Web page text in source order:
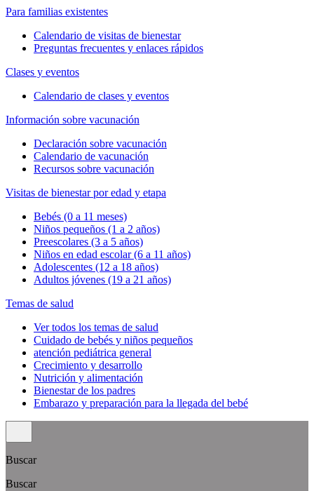
Para familias existentes
Calendario de visitas de bienestar
Preguntas frecuentes y enlaces rápidos
Clases y eventos
Calendario de clases y eventos
Información sobre vacunación
Declaración sobre vacunación
Calendario de vacunación
Recursos sobre vacunación
Visitas de bienestar por edad y etapa
Bebés (0 a 11 meses)
Niños pequeños (1 a 2 años)
Preescolares (3 a 5 años)
Niños en edad escolar (6 a 11 años)
Adolescentes (12 a 18 años)
Adultos jóvenes (19 a 21 años)
Temas de salud
Ver todos los temas de salud
Cuidado de bebés y niños pequeños
atención pediátrica general
Crecimiento y desarrollo
Nutrición y alimentación
Bienestar de los padres
Embarazo y preparación para la llegada del bebé
Buscar
Buscar